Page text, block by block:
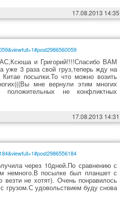
17.08.2013 14:35
и Григорий!!!!Спасибо ВАМ
3 раза свой груз,теперь жду на
посылки.То что можно возить
мне вернули этим многих
положительных не конфликтных
17.08.2013 14:31
через 10дней.По сравнению с
немного.В посылке был планшет с
везти не хотят). Очень понравилось
грузом.С удовольствием буду снова